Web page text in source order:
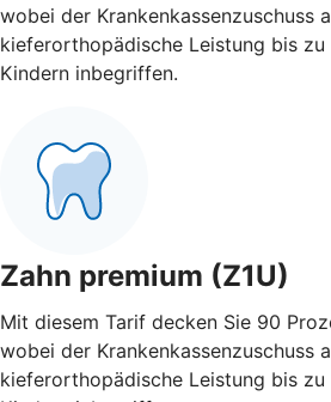
wobei der Krankenkassenzuschuss
kieferorthopädische Leistung bis zu
Kindern inbegriffen.
Zahn premium (Z1U)
Mit diesem Tarif decken Sie 90
wobei der Krankenkassenzuschuss
kieferorthopädische Leistung bis